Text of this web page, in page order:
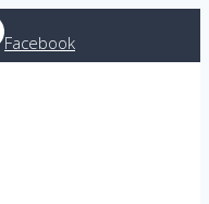
Facebook